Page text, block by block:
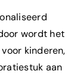
wordt het
kinderen,
aan